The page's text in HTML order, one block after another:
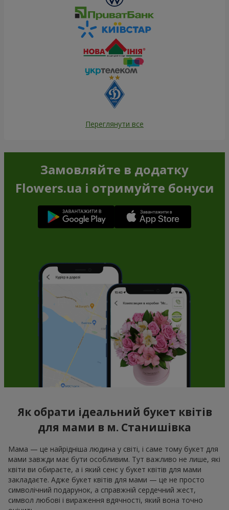
Переглянути все
Замовляйте в додатку
Flowers.ua і отримуйте бонуси
Як обрати ідеальний букет квітів
для мами в м. Станишівка
Мама — це найрідніша людина у світі, і саме тому букет для
мами завжди має бути особливим. Тут важливо не лише, які
квіти ви обираєте, а і який сенс у букет квітів для мами
закладаєте. Адже букет квітів для мами — це не просто
символічний подарунок, а справжній сердечний жест,
символ любові і вираження вдячності, який вона точно